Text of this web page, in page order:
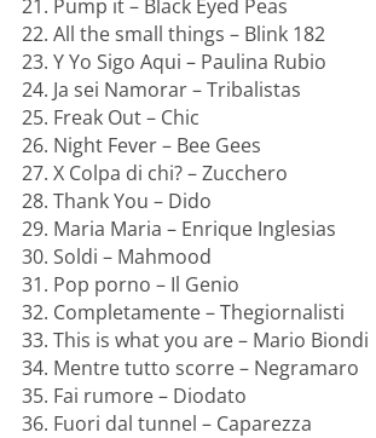
Pump it – Black Eyed Peas
All the small things – Blink 182
Y Yo Sigo Aqui – Paulina Rubio
Ja sei Namorar – Tribalistas
Freak Out – Chic
Night Fever – Bee Gees
X Colpa di chi? – Zucchero
Thank You – Dido
Maria Maria – Enrique Inglesias
Soldi – Mahmood
Pop porno – Il Genio
Completamente – Thegiornalisti
This is what you are – Mario Biondi
Mentre tutto scorre – Negramaro
Fai rumore – Diodato
Fuori dal tunnel – Caparezza